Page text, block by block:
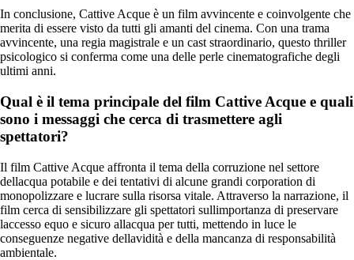
In conclusione, Cattive Acque è un film avvincente e coinvolgente che
merita di essere visto da tutti gli amanti del cinema. Con una trama
avvincente, una regia magistrale e un cast straordinario, questo thriller
psicologico si conferma come una delle perle cinematografiche degli
ultimi anni.
Qual è il tema principale del film Cattive Acque e quali
sono i messaggi che cerca di trasmettere agli
spettatori?
Il film Cattive Acque affronta il tema della corruzione nel settore
dellacqua potabile e dei tentativi di alcune grandi corporation di
monopolizzare e lucrare sulla risorsa vitale. Attraverso la narrazione, il
film cerca di sensibilizzare gli spettatori sullimportanza di preservare
laccesso equo e sicuro allacqua per tutti, mettendo in luce le
conseguenze negative dellavidità e della mancanza di responsabilità
ambientale.